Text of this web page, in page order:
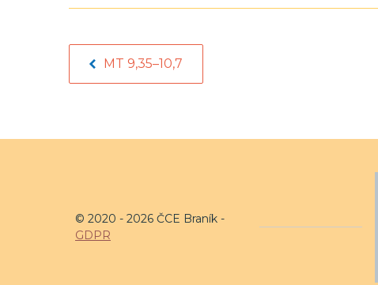
MT 9,35–10,7
© 2020 - 2026 ČCE Braník -
GDPR